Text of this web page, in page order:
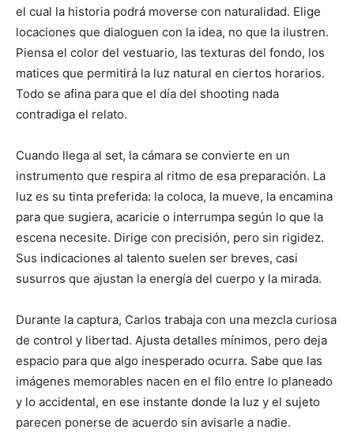
el cual la historia podrá moverse con naturalidad. Elige
locaciones que dialoguen con la idea, no que la ilustren.
Piensa el color del vestuario, las texturas del fondo, los
matices que permitirá la luz natural en ciertos horarios.
Todo se afina para que el día del shooting nada
contradiga el relato.
Cuando llega al set, la cámara se convierte en un
instrumento que respira al ritmo de esa preparación. La
luz es su tinta preferida: la coloca, la mueve, la encamina
para que sugiera, acaricie o interrumpa según lo que la
escena necesite. Dirige con precisión, pero sin rigidez.
Sus indicaciones al talento suelen ser breves, casi
susurros que ajustan la energía del cuerpo y la mirada.
Durante la captura, Carlos trabaja con una mezcla curiosa
de control y libertad. Ajusta detalles mínimos, pero deja
espacio para que algo inesperado ocurra. Sabe que las
imágenes memorables nacen en el filo entre lo planeado
y lo accidental, en ese instante donde la luz y el sujeto
parecen ponerse de acuerdo sin avisarle a nadie.